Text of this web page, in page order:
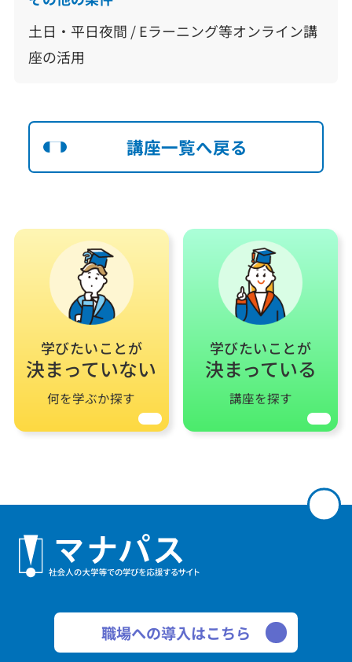
土日・平日夜間 / Eラーニング等オンライン講
座の活用
講座一覧へ戻る
学びたいことが
決まっていない
何を学ぶか探す
学びたいことが
決まっている
講座を探す
職場への導入はこちら